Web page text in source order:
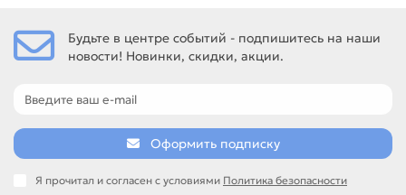
особенно при обслуживании офиса, сервисного центра
или техники с регулярной нагрузкой.
Девелопер (675K85030 / 675K85040 / 675K85050 /
7545 / 7830 / 7835 комплект C/M/Y/K, Девелопер для
XEROX C7020 / C7025 / C7030 C/M/Y/K (комплект) 300гр.,
Девелопер (DV110) black 200гр для KONICA MINOLTA K7115
/ 7118 / Di152 / 183 / 1811 / 1611 / 2011 / 2510 / 3010 / 3510 /
Будьте в центре событий - подпишитесь на наши
новости! Новинки, скидки, акции.
Оформить подписку
Я прочитал и согласен с условиями Политика безопасности